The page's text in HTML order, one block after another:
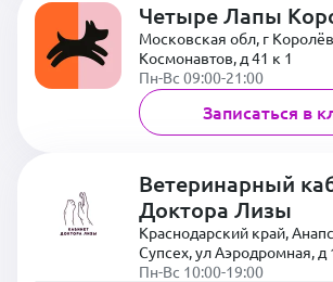
Четыре Лапы
Московская обл, г
Космонавтов, д 41 к 1
Пн-Вс 09:00-21:00
Записаться в
Ветеринарный
Доктора Лизы
Краснодарский край,
Супсех, ул Аэродромная, д
Пн-Вс 10:00-19:00